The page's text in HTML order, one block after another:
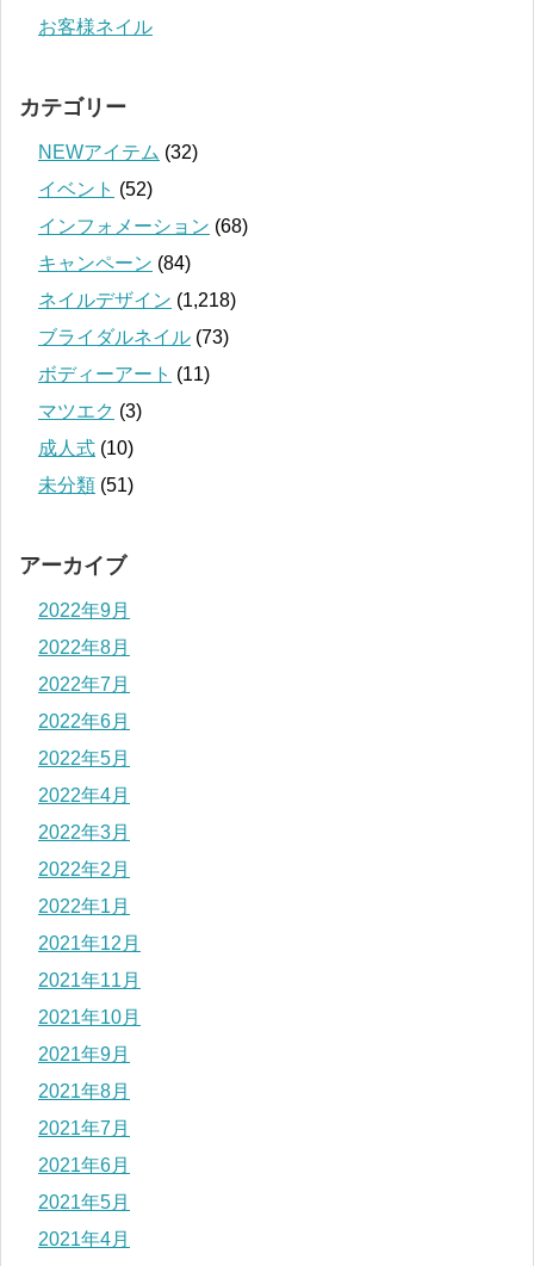
お客様ネイル
カテゴリー
NEWアイテム (32)
イベント (52)
インフォメーション (68)
キャンペーン (84)
ネイルデザイン (1,218)
ブライダルネイル (73)
ボディーアート (11)
マツエク (3)
成人式 (10)
未分類 (51)
アーカイブ
2022年9月
2022年8月
2022年7月
2022年6月
2022年5月
2022年4月
2022年3月
2022年2月
2022年1月
2021年12月
2021年11月
2021年10月
2021年9月
2021年8月
2021年7月
2021年6月
2021年5月
2021年4月